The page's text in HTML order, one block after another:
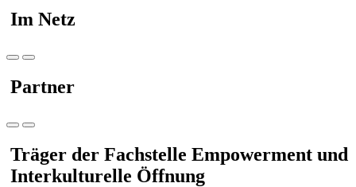
Im Netz
Partner
Träger der Fachstelle Empowerment und
Interkulturelle Öffnung